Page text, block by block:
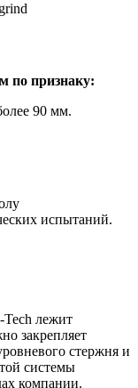
по признаку:
90 мм.
испытаний.
Tech лежит
закрепляет
стержня и
системы
компании.